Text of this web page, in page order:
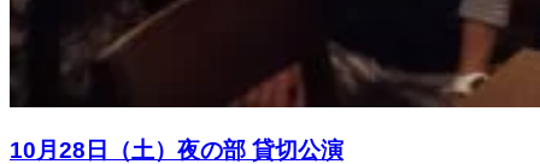
10月28日（土）夜の部 貸切公演